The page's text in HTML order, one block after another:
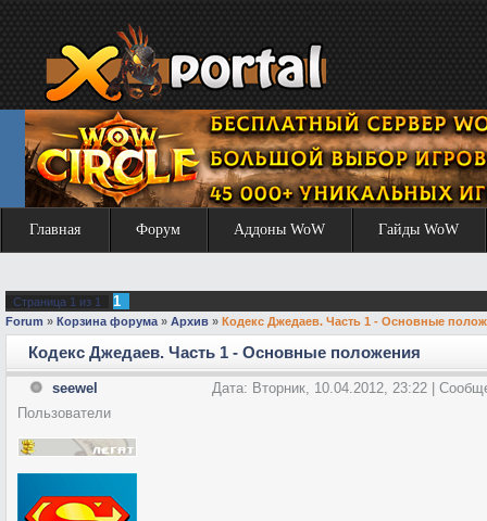
Главная Форум Аддоны WoW Гайды WoW
Страница 1 из 1 1
Forum » Корзина форума » Архив » Кодекс Джедаев. Часть 1 - Основные
Кодекс Джедаев. Часть 1 - Основные положения
seewel
Дата: Вторник, 10.04.2012, 23:22 |
Пользователи